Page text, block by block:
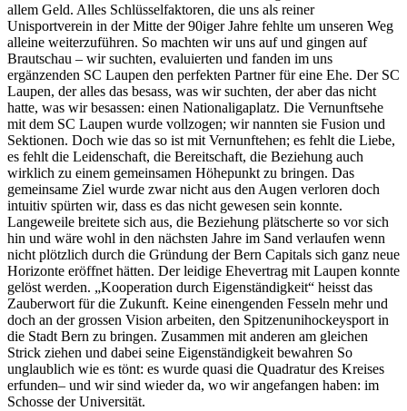
allem Geld. Alles Schlüsselfaktoren, die uns als reiner
Unisportverein in der Mitte der 90iger Jahre fehlte um unseren Weg
alleine weiterzuführen. So machten wir uns auf und gingen auf
Brautschau – wir suchten, evaluierten und fanden im uns
ergänzenden SC Laupen den perfekten Partner für eine Ehe. Der SC
Laupen, der alles das besass, was wir suchten, der aber das nicht
hatte, was wir besassen: einen Nationaligaplatz. Die Vernunftsehe
mit dem SC Laupen wurde vollzogen; wir nannten sie Fusion und
Sektionen. Doch wie das so ist mit Vernunftehen; es fehlt die Liebe,
es fehlt die Leidenschaft, die Bereitschaft, die Beziehung auch
wirklich zu einem gemeinsamen Höhepunkt zu bringen. Das
gemeinsame Ziel wurde zwar nicht aus den Augen verloren doch
intuitiv spürten wir, dass es das nicht gewesen sein konnte.
Langeweile breitete sich aus, die Beziehung plätscherte so vor sich
hin und wäre wohl in den nächsten Jahre im Sand verlaufen wenn
nicht plötzlich durch die Gründung der Bern Capitals sich ganz neue
Horizonte eröffnet hätten. Der leidige Ehevertrag mit Laupen konnte
gelöst werden. „Kooperation durch Eigenständigkeit“ heisst das
Zauberwort für die Zukunft. Keine einengenden Fesseln mehr und
doch an der grossen Vision arbeiten, den Spitzenunihockeysport in
die Stadt Bern zu bringen. Zusammen mit anderen am gleichen
Strick ziehen und dabei seine Eigenständigkeit bewahren So
unglaublich wie es tönt: es wurde quasi die Quadratur des Kreises
erfunden– und wir sind wieder da, wo wir angefangen haben: im
Schosse der Universität.